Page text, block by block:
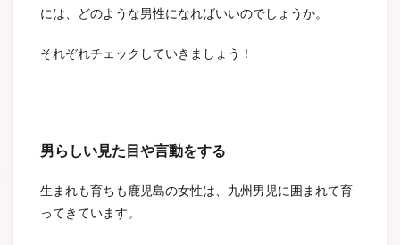
には、どのような男性になればいいのでしょうか。
それぞれチェックしていきましょう！
男らしい見た目や言動をする
生まれも育ちも鹿児島の女性は、九州男児に囲まれて育
ってきています。